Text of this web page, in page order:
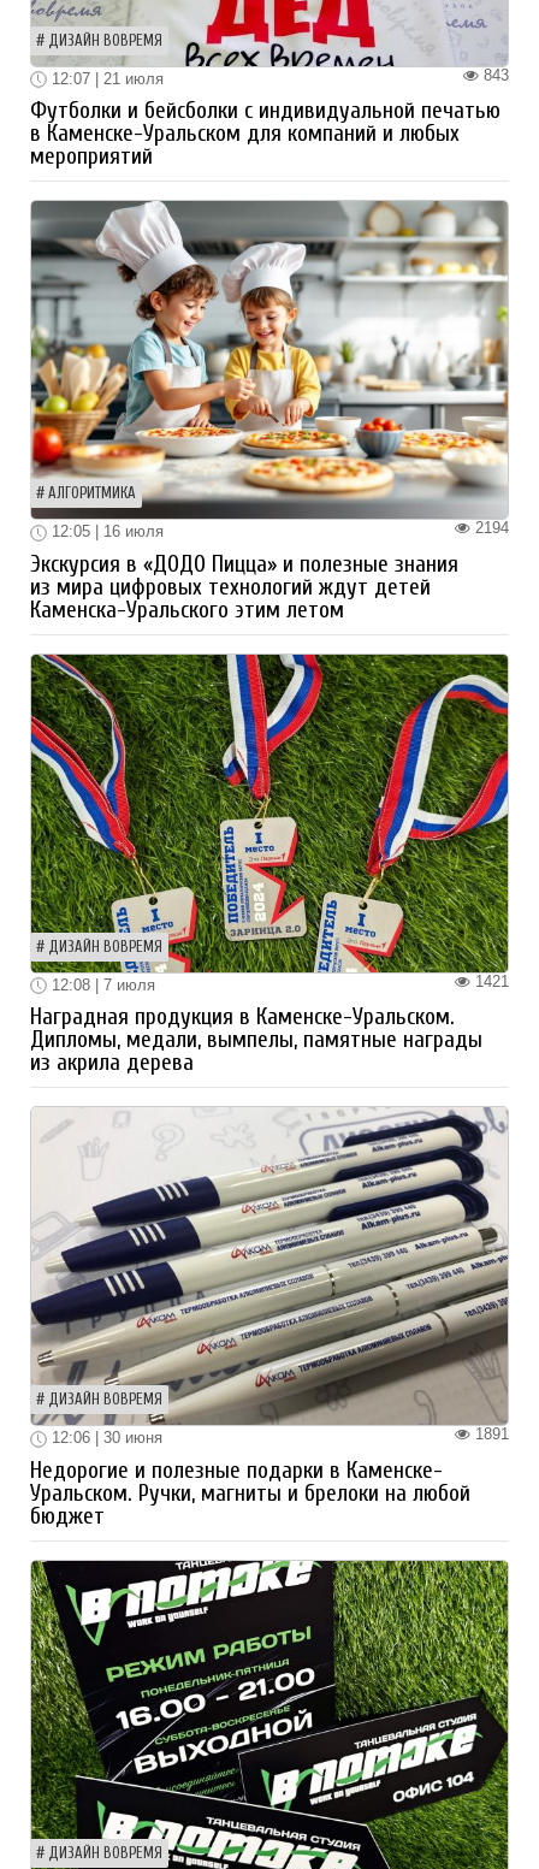
ДИЗАЙН ВОВРЕМЯ
843
12:07 | 21 июля
Футболки и бейсболки с индивидуальной печатью
в Каменске-Уральском для компаний и любых
мероприятий
АЛГОРИТМИКА
2194
12:05 | 16 июля
Экскурсия в «ДОДО Пицца» и полезные знания
из мира цифровых технологий ждут детей
Каменска-Уральского этим летом
ДИЗАЙН ВОВРЕМЯ
1421
12:08 | 7 июля
Наградная продукция в Каменске-Уральском.
Дипломы, медали, вымпелы, памятные награды
из акрила дерева
ДИЗАЙН ВОВРЕМЯ
1891
12:06 | 30 июня
Недорогие и полезные подарки в Каменске-
Уральском. Ручки, магниты и брелоки на любой
бюджет
ДИЗАЙН ВОВРЕМЯ